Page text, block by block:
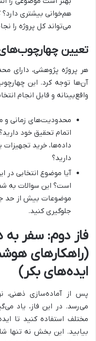
هم‌خوانی بیشتری
می‌تواند کل پروژه را
تعیین
هر پروژه پژوهشی، دارای
آن‌ها توجه کرد. این
واقع‌بینانه و قابل انجام
محدودیت‌های زمانی و
اتمام تحقیق خود
داده‌ها، خرید تجهیزات
دارید؟
آیا موضوع انتخابی در
است؟ این سوالات به
موضوعات بیش از حد
جلوگیری کنید.
فاز دوم: سفر به
(راهکارهای
ایده‌های بکر)
پس از آماده‌سازی
می‌رسد. در این فاز، یاد
مختلف استفاده کنید تا
بیابید. این بخش نه تنها